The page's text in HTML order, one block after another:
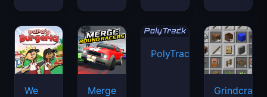
We
Merge
PolyTrack
Grindcraft